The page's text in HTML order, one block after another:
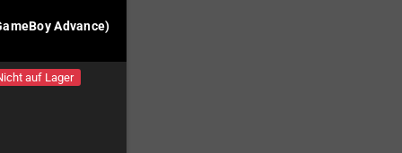
Advance)
auf Lager